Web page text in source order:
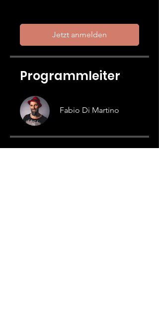
Jetzt anmelden
Programmleiter
Fabio Di Martino